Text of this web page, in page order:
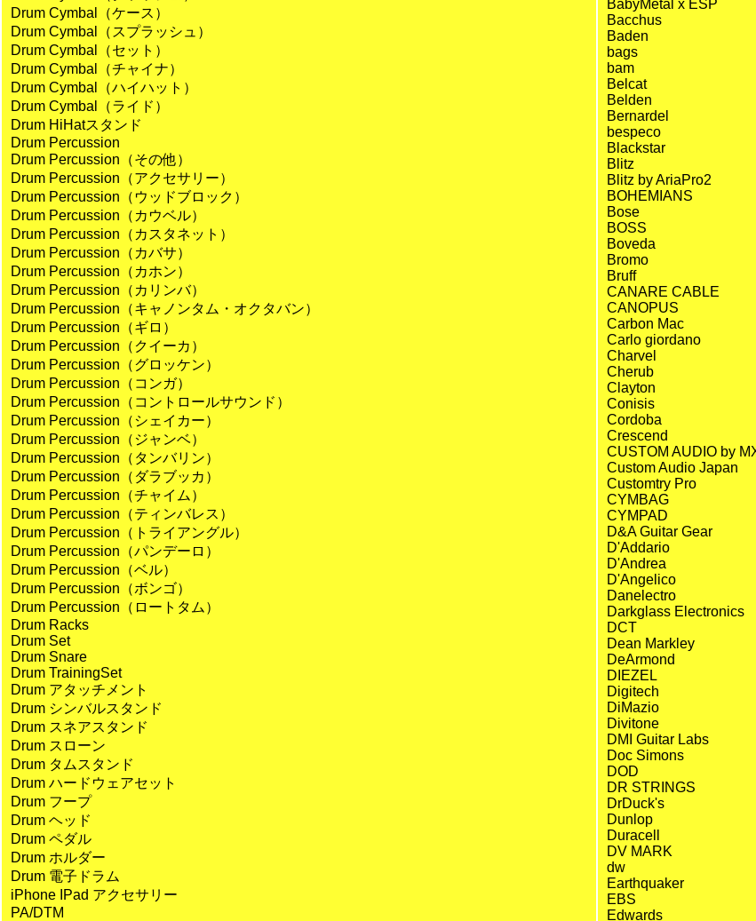
Drum Cymbal（ケース）
Drum Cymbal（スプラッシュ）
Drum Cymbal（セット）
Drum Cymbal（チャイナ）
Drum Cymbal（ハイハット）
Drum Cymbal（ライド）
Drum HiHatスタンド
Drum Percussion
Drum Percussion（その他）
Drum Percussion（アクセサリー）
Drum Percussion（ウッドブロック）
Drum Percussion（カウベル）
Drum Percussion（カスタネット）
Drum Percussion（カバサ）
Drum Percussion（カホン）
Drum Percussion（カリンバ）
Drum Percussion（キャノンタム・オクタバン）
Drum Percussion（ギロ）
Drum Percussion（クイーカ）
Drum Percussion（グロッケン）
Drum Percussion（コンガ）
Drum Percussion（コントロールサウンド）
Drum Percussion（シェイカー）
Drum Percussion（ジャンベ）
Drum Percussion（タンバリン）
Drum Percussion（ダラブッカ）
Drum Percussion（チャイム）
Drum Percussion（ティンバレス）
Drum Percussion（トライアングル）
Drum Percussion（パンデーロ）
Drum Percussion（ベル）
Drum Percussion（ボンゴ）
Drum Percussion（ロートタム）
Drum Racks
Drum Set
Drum Snare
Drum TrainingSet
Drum アタッチメント
Drum シンバルスタンド
Drum スネアスタンド
Drum スローン
Drum タムスタンド
Drum ハードウェアセット
Drum フープ
Drum ヘッド
Drum ペダル
Drum ホルダー
Drum 電子ドラム
iPhone IPad アクセサリー
PA/DTM
BabyMetal x ESP
Bacchus
Baden
bags
bam
Belcat
Belden
Bernardel
bespeco
Blackstar
Blitz
Blitz by AriaPro2
BOHEMIANS
Bose
BOSS
Boveda
Bromo
Bruff
CANARE CABLE
CANOPUS
Carbon Mac
Carlo giordano
Charvel
Cherub
Clayton
Conisis
Cordoba
Crescend
CUSTOM AUDIO by
Custom Audio Japan
Customtry Pro
CYMBAG
CYMPAD
D&A Guitar Gear
D'Addario
D'Andrea
D'Angelico
Danelectro
Darkglass Electronics
DCT
Dean Markley
DeArmond
DIEZEL
Digitech
DiMazio
Divitone
DMI Guitar Labs
Doc Simons
DOD
DR STRINGS
DrDuck's
Dunlop
Duracell
DV MARK
dw
Earthquaker
EBS
Edwards